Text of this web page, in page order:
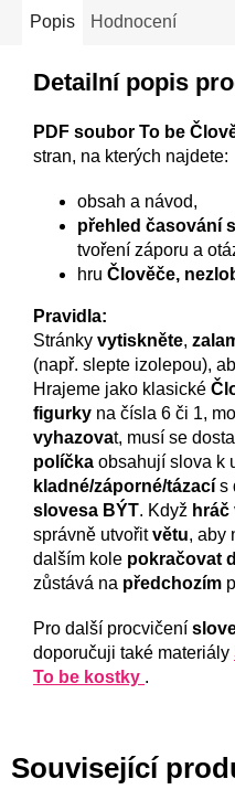
Popis Hodnocení
Detailní popis
PDF soubor To be
stran, na kterých najdete:
obsah a návod,
přehled časování
tvoření záporu a
hru Člověče,
Pravidla:
Stránky vytiskněte,
(např. slepte izolepou),
Hrajeme jako klasické
figurky na čísla 6 či 1,
vyhazovat, musí se
políčka obsahují slova k
kladné/záporné/tázací s
slovesa BÝT. Když hráč
správně utvořitvětu, aby
dalším kole pokračovat
zůstává na předchozím
Pro další procvičení
doporučuji také materiály
To be kostky .
Související